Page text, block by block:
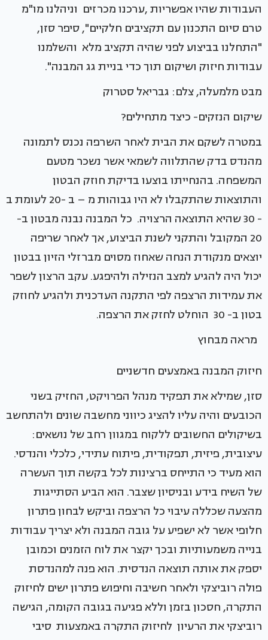
העבודות שהיו אפשריות ,ערכנו מכרזים וניהלנו מו"מ
טרם סיום התכנון עם תקציבים חלקיים", סיפר סזן,
"התחלנו בביצוע לפני שהיה תקציב מלא והשלמנו
עבודות חיזוק ושיקום תוך כדי בניית גג המבנה".
מבט מלמעלה, צלם: גבריאל סטרוק
שיקום הנזקים- כיצד מתחילים?
במטרה לשקם את הבית לאחר השרפה נכנס לתמונה
מהנדס בדק שהתלווה לשמאי אשר נשכר מטעם
המשפחה. בהנחייתו בוצעו בדיקת חוזק הבטון
והתוצאות שהתקבלו לא היו גבוהות מ – ב -20 לעומת ב
- 30 שהיא התוצאה הרצויה. כל המבנה נבנה מבטון ב-
20 המקובל והתקני לשנת הביצוע, אך לאחר שריפה
יוצאים מנקודת הנחה שאחוז מסוים מברזלי הזיון בבטון
יכול היה להגיע למצב הנזילה ולהיפגע. עקב הרצון לשפר
את עמידות הרצפה לפי התקנה העדכנית ולהגיע לחוזק
בטון ב- 30 הוחלט לחזק את הרצפה.
מראה מבחוץ
חיזוק המבנה באמצעים חדשניים
סזן, שמילא את תפקיד מנהל הפרויקט, החזיק בשני
הכובעים והיה עליו להציג כיווני מחשבה שונים ולהתחשב
בשיקולים החשובים ללקוח במגוון רחב של נושאים:
עיצובית, פיזית, תפקודית, פיתוח עתידי, כלכלי והנדסי.
הוא מעיד כי התייחס ברצינות לכל בקשה תוך העשרה
של השיח בידע ובניסיון שצבר. הוא הביע הסתייגות
מהצעה שכללה עיבוי כל הרצפה וביקש לבחון פתרון
חלופי אשר לא ישפיע על גובה המבנה ולא יצריך עבודות
בנייה משמעותיות ובכך יקצר את לוח הזמנים וכמובן
יספק את אותה תוצאה הנדסית. הוא פנה למהנדסת
פולה רוביצקי ולאחר חשיבה וחיפוש פתרון ישים לחיזוק
התקרה, חסכון בזמן וללא פגיעה בגובה הקומה, הגישה
רוביצקי את הרעיון לחיזוק התקרה באמצעות סיבי